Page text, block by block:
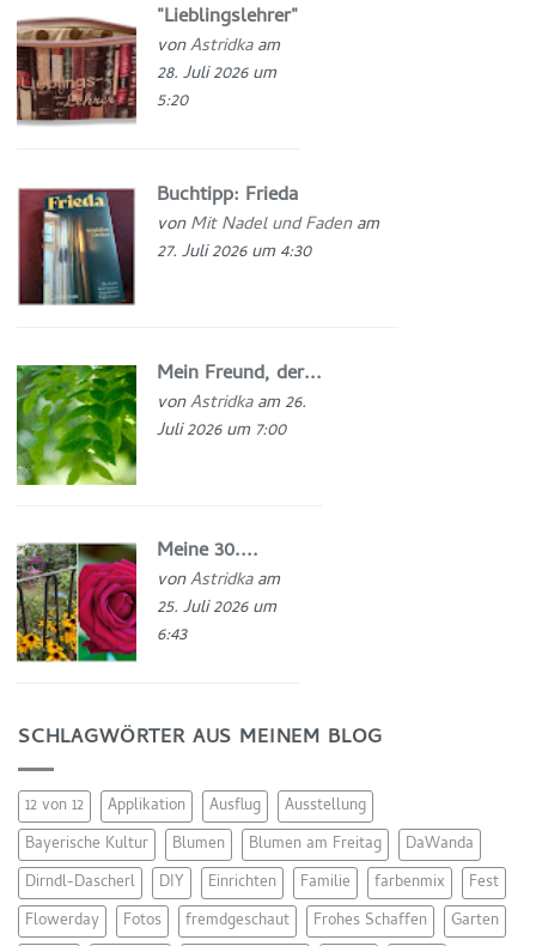
"Lieblingslehrer"
vonAstridkaam
28. Juli 2026 um
5:20
Buchtipp: Frieda
vonMit Nadel und Fadenam
27. Juli 2026 um 4:30
Mein Freund, der...
vonAstridkaam 26.
Juli 2026 um 7:00
Meine 30....
vonAstridkaam
25. Juli 2026 um
6:43
SCHLAGWÖRTER AUS MEINEM BLOG
12 von 12 Applikation Ausflug
Ausstellung
Bayerische Kultur
Blumen Blumen am Freitag
DaWanda
Dirndl-Dascherl
DIY Einrichten Familie farbenmix
Fest
Flowerday
Fotos fremdgeschaut Frohes Schaffen
Garten